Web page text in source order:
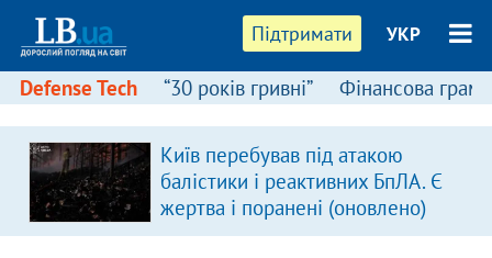
Підтримати УКР
Defense Tech “30 років гривні” Фінансова
Київ перебував під атакою
балістики і реактивних БпЛА. Є
жертва і поранені (оновлено)